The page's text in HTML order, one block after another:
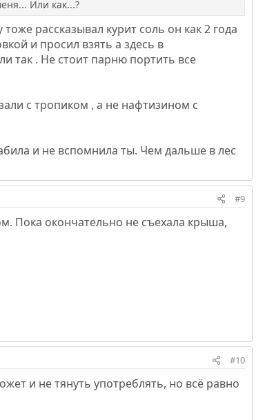
Или как...?
рассказывал курит соль он как 2 года
и просил взять а здесь в
так . Не стоит парню портить все
с тропиком , а не нафтизином с
и не вспомнила ты. Чем дальше в лес
#9
Пока окончательно не съехала крыша,
#10
и не тянуть употреблять, но всё равно